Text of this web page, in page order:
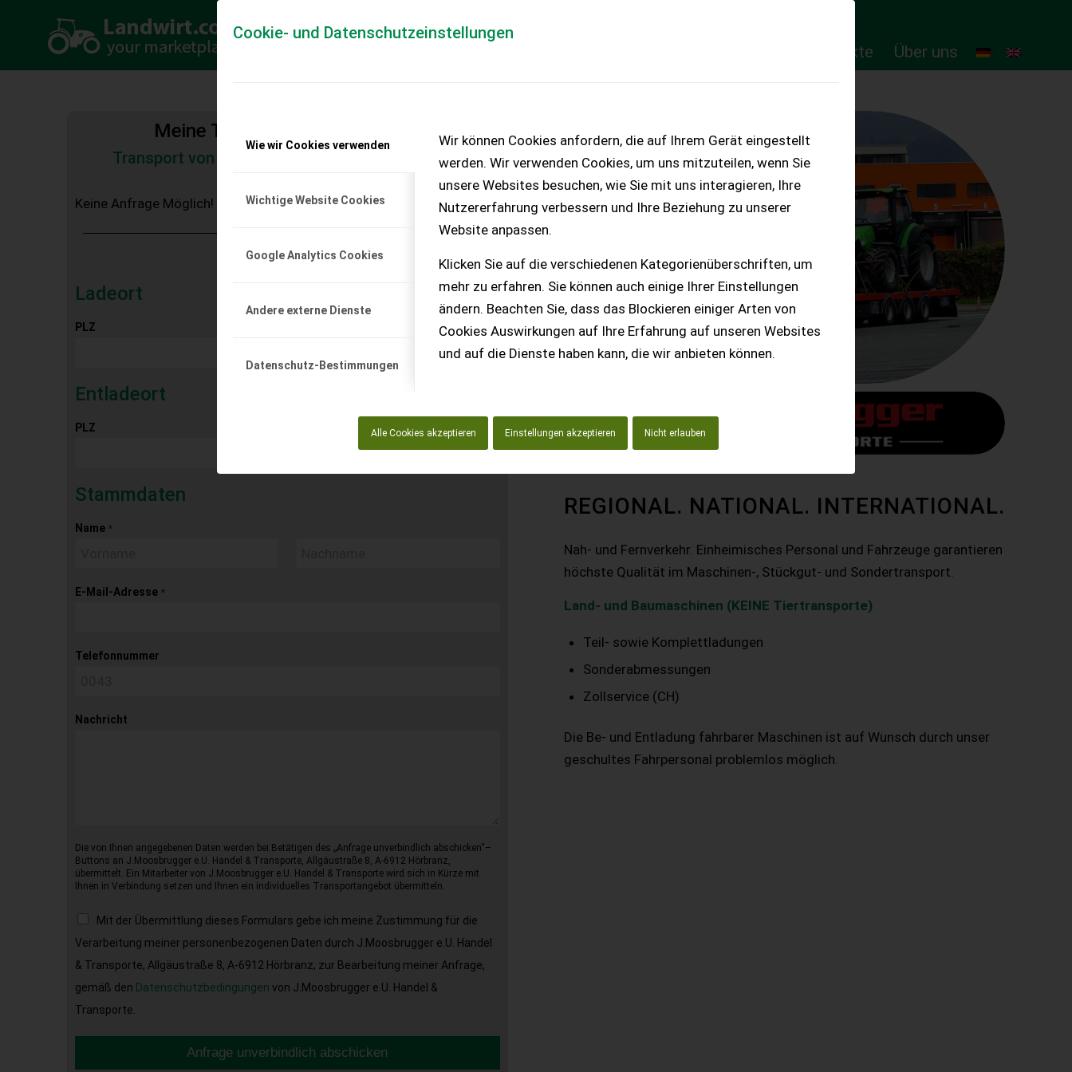
Cookie- und Datenschutzeinstellungen
Wie wir Cookies verwenden
Wichtige Website Cookies
Google Analytics Cookies
Andere externe Dienste
Datenschutz-Bestimmungen
Wir können Cookies anfordern, die auf Ihrem Gerät eingestellt
werden. Wir verwenden Cookies, um uns mitzuteilen, wenn Sie
unsere Websites besuchen, wie Sie mit uns interagieren, Ihre
Nutzererfahrung verbessern und Ihre Beziehung zu unserer
Website anpassen.
Klicken Sie auf die verschiedenen Kategorienüberschriften, um
mehr zu erfahren. Sie können auch einige Ihrer Einstellungen
ändern. Beachten Sie, dass das Blockieren einiger Arten von
Cookies Auswirkungen auf Ihre Erfahrung auf unseren Websites
und auf die Dienste haben kann, die wir anbieten können.
Alle Cookies akzeptieren Einstellungen akzeptieren Nicht erlauben
Online-Produkte Über uns
Meine Transportkostenanfrage
Transport von Land- und Baumaschinen – KEINE
Keine Anfrage Möglich!
Ladeort
PLZ
Entladeort
PLZ
Stammdaten
Name *
E-Mail-Adresse *
Telefonnummer
Nachricht
Die von Ihnen angegebenen Daten werden bei Betätigen des „Anfrage unverbindlich abschicken“–
Buttons an J.Moosbrugger e.U. Handel & Transporte, Allgäustraße 8, A-6912 Hörbranz,
übermittelt. Ein Mitarbeiter von J.Moosbrugger e.U. Handel & Transporte wird sich in Kürze mit
Ihnen in Verbindung setzen und Ihnen ein individuelles Transportangebot übermitteln.
Mit der Übermittlung dieses Formulars gebe ich meine Zustimmung für die
Verarbeitung meiner personenbezogenen Daten durch J.Moosbrugger e.U. Handel
& Transporte, Allgäustraße 8, A-6912 Hörbranz, zur Bearbeitung meiner Anfrage,
gemäß den Datenschutzbedingungen von J.Moosbrugger e.U. Handel &
Transporte.
Anfrage unverbindlich abschicken
REGIONAL. NATIONAL. INTERNATIONAL.
Nah- und Fernverkehr. Einheimisches Personal und Fahrzeuge garantieren
höchste Qualität im Maschinen-, Stückgut- und Sondertransport.
Land- und Baumaschinen (KEINE Tiertransporte)
Teil- sowie Komplettladungen
Sonderabmessungen
Zollservice (CH)
Die Be- und Entladung fahrbarer Maschinen ist auf Wunsch durch unser
geschultes Fahrpersonal problemlos möglich.